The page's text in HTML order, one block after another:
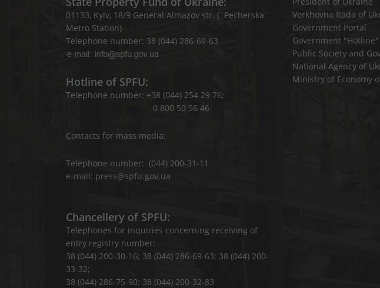
01133, Kyiv, 18/9 General Almazov str. (`Pecherska`
Metro Station)
Telephone number: 38 (044) 286-69-63
Hotline of SPFU:
Telephone number: +38 (044) 254 29 76;
0 800 50 56 46
Contacts for mass media:
Telephone number: (044) 200-31-11
e-mail: press@spfu.gov.ua
Chancellery of SPFU:
Telephones for inquiries concerning receiving of
entry registry number:
38 (044) 200-30-16; 38 (044) 286-69-63; 38 (044) 200-
33-32;
38 (044) 286-75-90; 38 (044) 200-32-83
Verkhovna Rada of
Government Portal
Government "Hotline"
Public Society and
National Agency of
Ministry of Economy